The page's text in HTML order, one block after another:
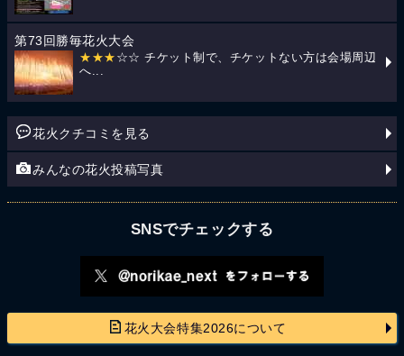
第73回勝毎花火大会
★★★ ☆☆ チケット制で、チケットない方は会場周辺
へ...
花火クチコミを見る
みんなの花火投稿写真
SNSでチェックする
花火大会特集2026について